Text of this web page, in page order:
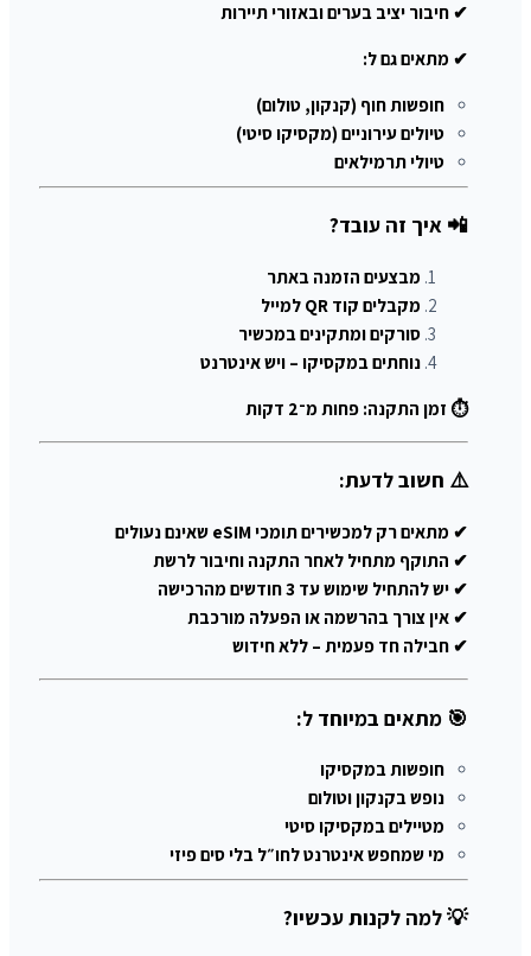
✔ חיבור יציב בערים ובאזורי תיירות
✔ מתאים גם ל:
חופשות חוף (קנקון, טולום)
טיולים עירוניים (מקסיקו סיטי)
טיולי תרמילאים
📲 איך זה עובד?
מבצעים הזמנה באתר
מקבלים קוד QR למייל
סורקים ומתקינים במכשיר
נוחתים במקסיקו – ויש אינטרנט
⏱ זמן התקנה: פחות מ־2 דקות
⚠️ חשוב לדעת:
✔ מתאים רק למכשירים תומכי eSIM שאינם נעולים
✔ התוקף מתחיל לאחר התקנה וחיבור לרשת
✔ יש להתחיל שימוש עד 3 חודשים מהרכישה
✔ אין צורך בהרשמה או הפעלה מורכבת
✔ חבילה חד פעמית – ללא חידוש
🎯 מתאים במיוחד ל:
חופשות במקסיקו
נופש בקנקון וטולום
מטיילים במקסיקו סיטי
מי שמחפש אינטרנט לחו״ל בלי סים פיזי
💡 למה לקנות עכשיו?